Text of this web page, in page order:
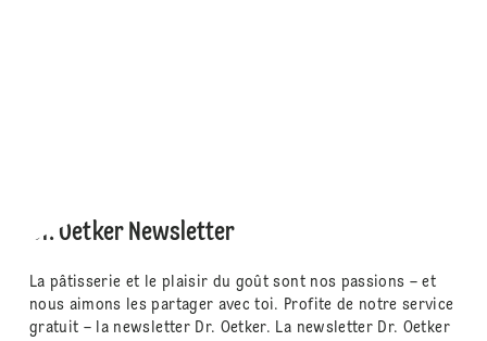
Dr. Oetker Newsletter
La pâtisserie et le plaisir du goût sont nos passions – et
nous aimons les partager avec toi. Profite de notre service
gratuit – la newsletter Dr. Oetker. La newsletter Dr. Oetker